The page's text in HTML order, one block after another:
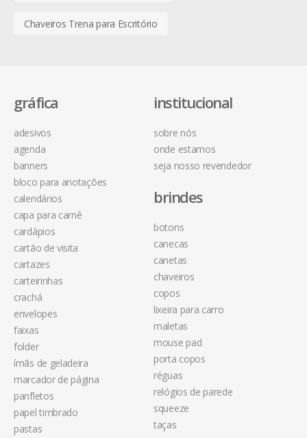
Chaveiros Trena para Escritório
institucional
sobre nós
onde estamos
seja nosso revendedor
gráfica
adesivos
agenda
banners
bloco para anotações
calendários
capa para carnê
cardápios
cartão de visita
cartazes
carteirinhas
crachá
envelopes
faixas
folder
ímãs de geladeira
marcador de página
panfletos
papel timbrado
pastas
brindes
botons
canecas
canetas
chaveiros
copos
lixeira para carro
maletas
mouse pad
porta copos
réguas
relógios de parede
squeeze
taças